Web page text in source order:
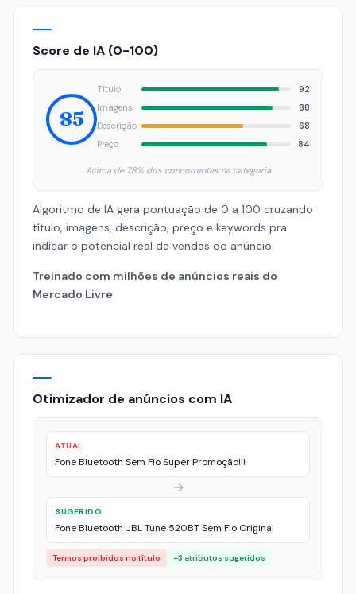
Score de IA (0-100)
85
Título
92
Imagens
88
Descrição
68
Preço
84
Acima de 78% dos concorrentes na categoria
Algoritmo de IA gera pontuação de 0 a 100 cruzando
título, imagens, descrição, preço e keywords pra
indicar o potencial real de vendas do anúncio.
Treinado com milhões de anúncios reais do
Mercado Livre
Otimizador de anúncios com IA
ATUAL
Fone Bluetooth Sem Fio Super Promoção!!!
→
SUGERIDO
Fone Bluetooth JBL Tune 520BT Sem Fio Original
Termos proibidos no título +3 atributos sugeridos